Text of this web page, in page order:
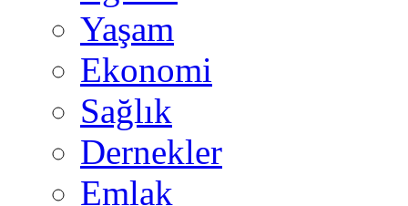
Yaşam
Ekonomi
Sağlık
Dernekler
Emlak